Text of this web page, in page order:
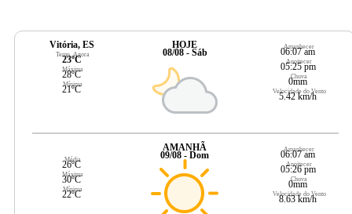
Vitória, ES
Temp. Agora
23ºC
Máxima
28ºC
Mínima
21ºC
HOJE
08/08 - Sáb
Amanhecer
06:07 am
Anoitecer
05:25 pm
Chuva
0mm
Velocidade do Vento
5.42 km/h
Média
26ºC
Máxima
30ºC
Mínima
22ºC
AMANHÃ
09/08 - Dom
Amanhecer
06:07 am
Anoitecer
05:26 pm
Chuva
0mm
Velocidade do Vento
8.63 km/h